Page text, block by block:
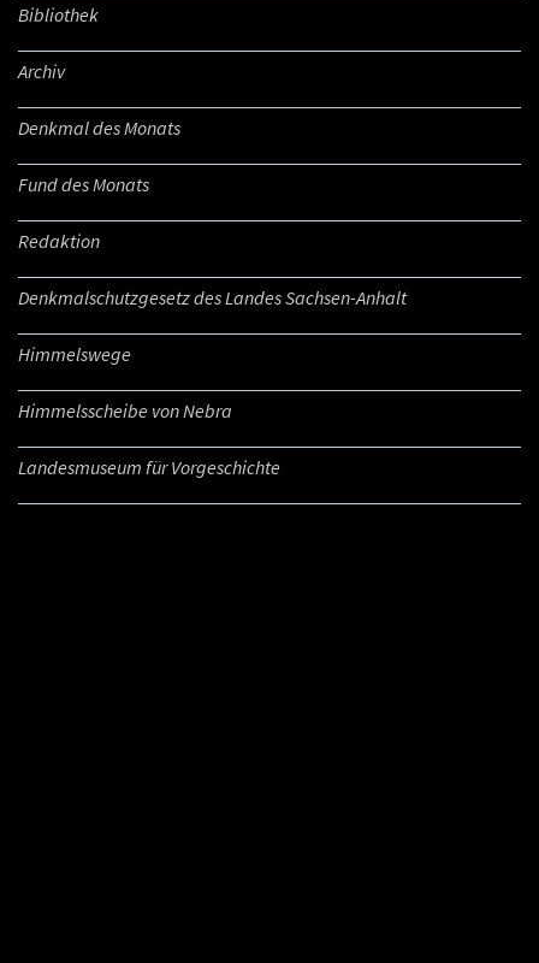
Bibliothek
Archiv
Denkmal des Monats
Fund des Monats
Redaktion
Denkmalschutzgesetz des Landes Sachsen-Anhalt
Himmelswege
Himmelsscheibe von Nebra
Landesmuseum für Vorgeschichte